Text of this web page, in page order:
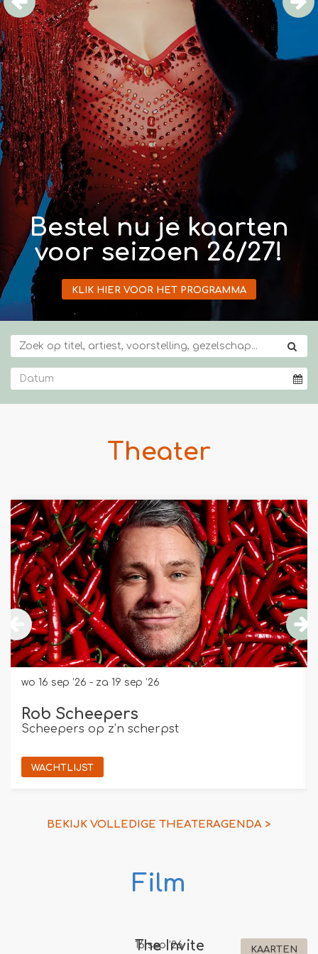
Bestel nu je kaarten
voor seizoen 26/27!
KLIK HIER VOOR HET PROGRAMMA
Theater
Rob Scheepers
Scheepers op z’n scherpst
wo 16 sep ’26 - za 19 sep ’26
WACHTLIJST
BEKIJK VOLLEDIGE THEATERAGENDA >
Film
16 sep ’26
The Invite KAARTEN